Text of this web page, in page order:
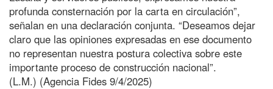
profunda consternación por la carta en circulación”,
señalan en una declaración conjunta. “Deseamos dejar
claro que las opiniones expresadas en ese documento
no representan nuestra postura colectiva sobre este
importante proceso de construcción nacional”.
(L.M.) (Agencia Fides 9/4/2025)